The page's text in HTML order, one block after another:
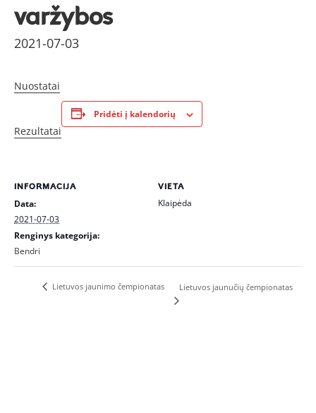
varžybos
2021-07-03
Nuostatai
Rezultatai
Pridėti į kalendorių
INFORMACIJA
Data:
2021-07-03
Renginys kategorija:
Bendri
VIETA
Klaipėda
Lietuvos jaunimo čempionatas Lietuvos jaunučių čempionatas